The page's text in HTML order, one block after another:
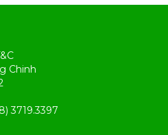
Chinh
3719.3397